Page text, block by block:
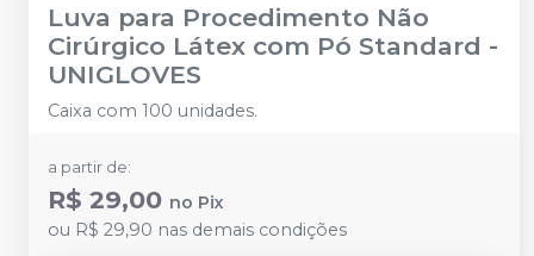
Luva para Procedimento Não
Cirúrgico Látex com Pó Standard -
UNIGLOVES
Caixa com 100 unidades.
a partir de:
R$ 29,00 no Pix
ou R$ 29,90 nas demais condições